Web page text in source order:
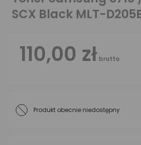
SCX Black MLT-
110,00 zł brutto
Produkt obecnie niedostępny